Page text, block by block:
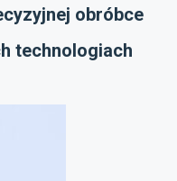
obróbce
technologiach